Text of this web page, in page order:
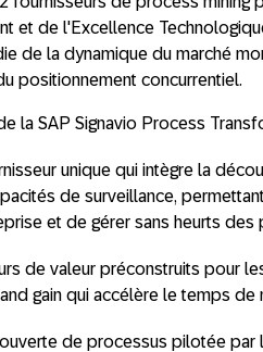
et de l'Excellence
de la dynamique du marché
positionnement concurrentiel.
la SAP Signavio Process
unique qui intègre la
de surveillance,
et de gérer sans heurts des
de valeur préconstruits pour
gain qui accélère le temps de
de processus pilotée par